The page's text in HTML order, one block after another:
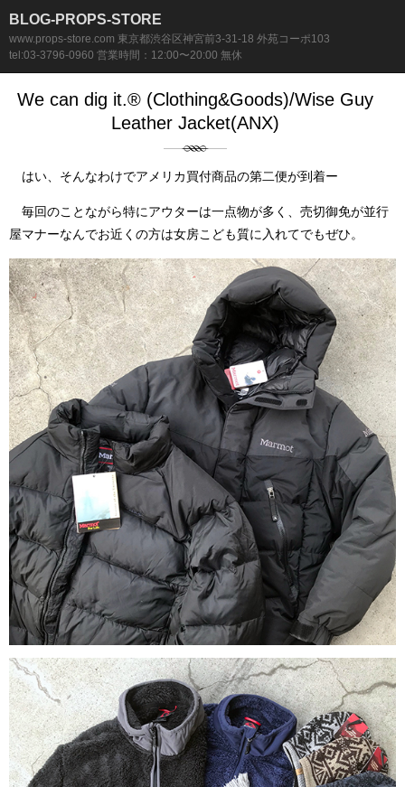
BLOG-PROPS-STORE
www.props-store.com 東京都渋谷区神宮前3-31-18 外苑コーポ103
tel:03-3796-0960 営業時間：12:00〜20:00 無休
We can dig it.® (Clothing&Goods)/Wise Guy
Leather Jacket(ANX)
はい、そんなわけでアメリカ買付商品の第二便が到着ー
毎回のことながら特にアウターは一点物が多く、売切御免が並行
屋マナーなんでお近くの方は女房こども質に入れてでもぜひ。